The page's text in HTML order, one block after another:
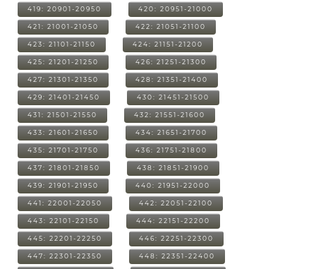
419: 20901-20950 420: 20951-21000
421: 21001-21050 422: 21051-21100
423: 21101-21150 424: 21151-21200
425: 21201-21250 426: 21251-21300
427: 21301-21350 428: 21351-21400
429: 21401-21450 430: 21451-21500
431: 21501-21550 432: 21551-21600
433: 21601-21650 434: 21651-21700
435: 21701-21750 436: 21751-21800
437: 21801-21850 438: 21851-21900
439: 21901-21950 440: 21951-22000
441: 22001-22050 442: 22051-22100
443: 22101-22150 444: 22151-22200
445: 22201-22250 446: 22251-22300
447: 22301-22350 448: 22351-22400